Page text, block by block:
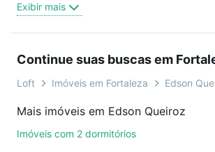
oferta ideal de Imóveis à venda em
Fortaleza, CE para conquistar seu
sem compromisso e você ainda
46 mil corretores e imobiliárias te
Como escolher um imóvel?
Exibir mais
Continue suas buscas em
Loft Imóveis em Fortaleza Edson
Mais imóveis em Edson Queiroz
Imóveis com 2 dormitórios